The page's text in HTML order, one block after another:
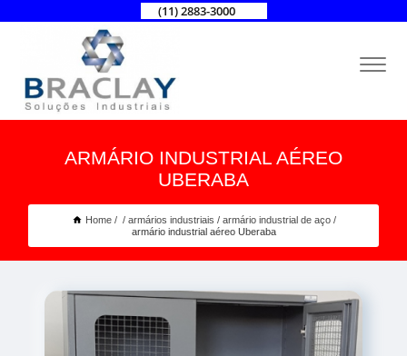
(11) 2883-3000
ARMÁRIO INDUSTRIAL AÉREO
UBERABA
Home armários industriais
armário industrial de aço
armário industrial aéreo Uberaba